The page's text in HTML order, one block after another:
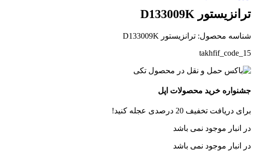
ترانزیستور D133009K
شناسه محصول: ترانزیستور D133009K
takhfif_code_15
جشنواره خرید محصولات اپل
برای دریافت تخفیف 20 درصدی عجله کنید!
در انبار موجود نمی باشد
در انبار موجود نمی باشد